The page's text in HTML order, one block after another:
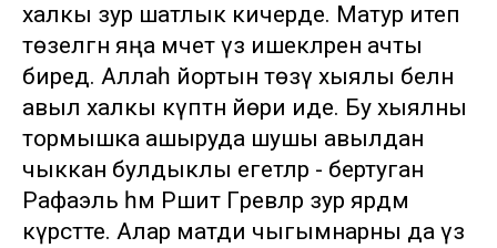
халкы зур шатлык кичерде. Матур итеп
төзелгән яңа мәчет үз ишекләрен ачты
биредә. Аллаһ йортын төзү хыялы белән
авыл халкы күптән йөри иде. Бу хыялны
тормышка ашыруда шушы авылдан
чыккан булдыклы егетләр - бертуган
Рафаэль һәм Рәшит Гәрәевләр зур ярдәм
күрсәтте. Алар матди чыгымнарны да үз